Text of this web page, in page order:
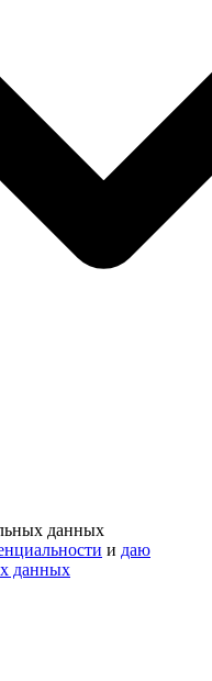
данных
и даю
данных